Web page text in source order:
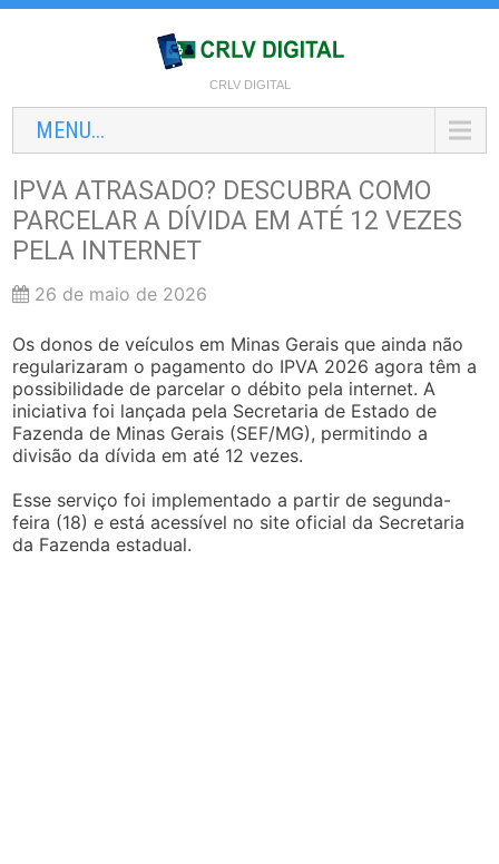
CRLV DIGITAL
MENU...
IPVA ATRASADO? DESCUBRA COMO
PARCELAR A DÍVIDA EM ATÉ 12 VEZES
PELA INTERNET
26 de maio de 2026
Os donos de veículos em Minas Gerais que ainda não
regularizaram o pagamento do IPVA 2026 agora têm a
possibilidade de parcelar o débito pela internet. A
iniciativa foi lançada pela Secretaria de Estado de
Fazenda de Minas Gerais (SEF/MG), permitindo a
divisão da dívida em até 12 vezes.
Esse serviço foi implementado a partir de segunda-
feira (18) e está acessível no site oficial da Secretaria
da Fazenda estadual.